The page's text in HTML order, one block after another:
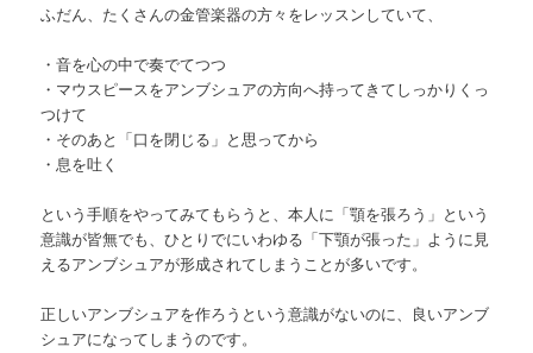
ふだん、たくさんの金管楽器の方々をレッスンしていて、
・音を心の中で奏でてつつ
・マウスピースをアンブシュアの方向へ持ってきてしっかりくっ
つけて
・そのあと「口を閉じる」と思ってから
・息を吐く
という手順をやってみてもらうと、本人に「顎を張ろう」という
意識が皆無でも、ひとりでにいわゆる「下顎が張った」ように見
えるアンブシュアが形成されてしまうことが多いです。
正しいアンブシュアを作ろうという意識がないのに、良いアンブ
シュアになってしまうのです。